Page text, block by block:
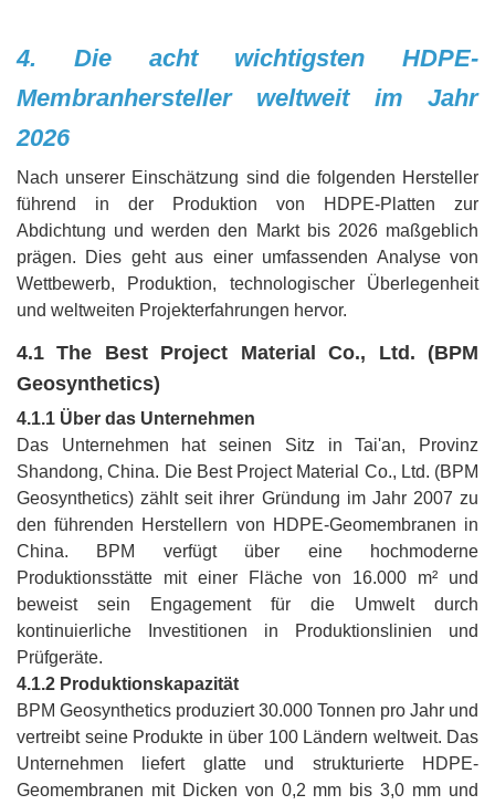
4. Die acht wichtigsten HDPE-
Membranhersteller weltweit im Jahr
2026
Nach unserer Einschätzung sind die folgenden Hersteller
führend in der Produktion von HDPE-Platten zur
Abdichtung und werden den Markt bis 2026 maßgeblich
prägen. Dies geht aus einer umfassenden Analyse von
Wettbewerb, Produktion, technologischer Überlegenheit
und weltweiten Projekterfahrungen hervor.
4.1 The Best Project Material Co., Ltd. (BPM
Geosynthetics)
4.1.1 Über das Unternehmen
Das Unternehmen hat seinen Sitz in Tai'an, Provinz
Shandong, China. Die Best Project Material Co., Ltd. (BPM
Geosynthetics) zählt seit ihrer Gründung im Jahr 2007 zu
den führenden Herstellern von HDPE-Geomembranen in
China. BPM verfügt über eine hochmoderne
Produktionsstätte mit einer Fläche von 16.000 m² und
beweist sein Engagement für die Umwelt durch
kontinuierliche Investitionen in Produktionslinien und
Prüfgeräte.
4.1.2 Produktionskapazität
BPM Geosynthetics produziert 30.000 Tonnen pro Jahr und
vertreibt seine Produkte in über 100 Ländern weltweit. Das
Unternehmen liefert glatte und strukturierte HDPE-
Geomembranen mit Dicken von 0,2 mm bis 3,0 mm und